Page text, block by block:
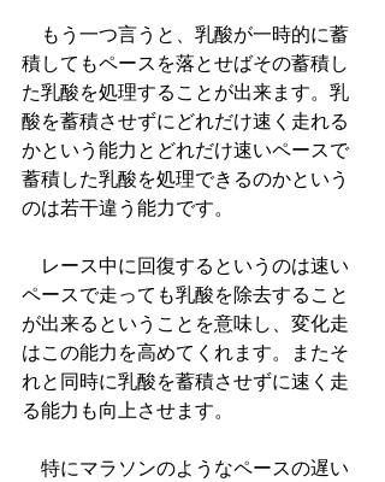
もう一つ言うと、乳酸が一時的に蓄
積してもペースを落とせばその蓄積し
た乳酸を処理することが出来ます。乳
酸を蓄積させずにどれだけ速く走れる
かという能力とどれだけ速いペースで
蓄積した乳酸を処理できるのかという
のは若干違う能力です。
レース中に回復するというのは速い
ペースで走っても乳酸を除去すること
が出来るということを意味し、変化走
はこの能力を高めてくれます。またそ
れと同時に乳酸を蓄積させずに速く走
る能力も向上させます。
特にマラソンのようなペースの遅い